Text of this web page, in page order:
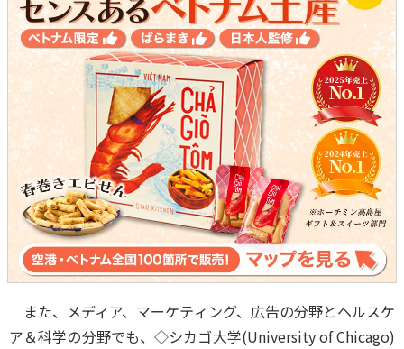
また、メディア、マーケティング、広告の分野とヘルスケ
ア＆科学の分野でも、◇シカゴ大学(University of Chicago)